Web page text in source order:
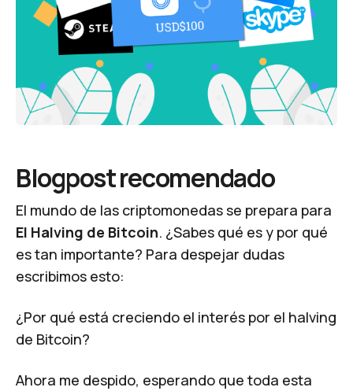
Blogpost recomendado
El mundo de las criptomonedas se prepara para
El Halving de Bitcoin. ¿Sabes qué es y por qué
es tan importante? Para despejar dudas
escribimos esto:
¿Por qué está creciendo el interés por el halving
de Bitcoin?
Ahora me despido, esperando que toda esta